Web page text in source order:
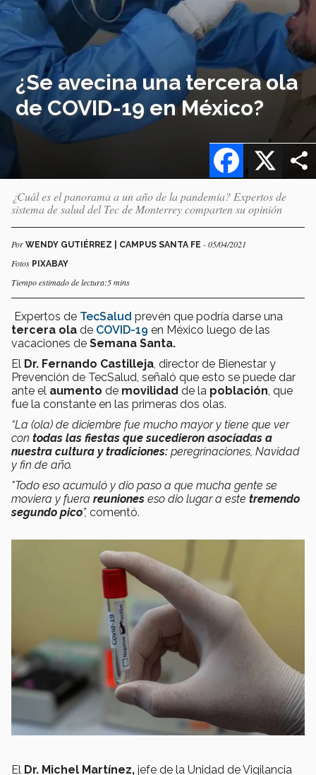
¿Se avecina una tercera ola
de COVID-19 en México?
X
Facebook
¿Cuál es el panorama a un año de la pandemia? Expertos de
sistema de salud del Tec de Monterrey comparten su opinión
Por WENDY GUTIÉRREZ | CAMPUS SANTA FE - 05/04/2021
Fotos PIXABAY
Tiempo estimado de lectura:5 mins
Expertos de TecSalud prevén que podría darse una
tercera ola de COVID-19 en México luego de las
vacaciones de Semana Santa.
El Dr. Fernando Castilleja , director de Bienestar y
Prevención de TecSalud, señaló que esto se puede dar
ante el aumento de movilidad de la población , que
fue la constante en las primeras dos olas.
“La (ola) de diciembre fue mucho mayor y tiene que ver
con todas las fiestas que sucedieron asociadas a
nuestra cultura y tradiciones: peregrinaciones, Navidad
y fin de año.
"Todo eso acumuló y dio paso a que mucha gente se
moviera y fuera reuniones eso dio lugar a este tremendo
segundo pico”, comentó.
El Dr. Michel Martínez, jefe de la Unidad de Vigilancia